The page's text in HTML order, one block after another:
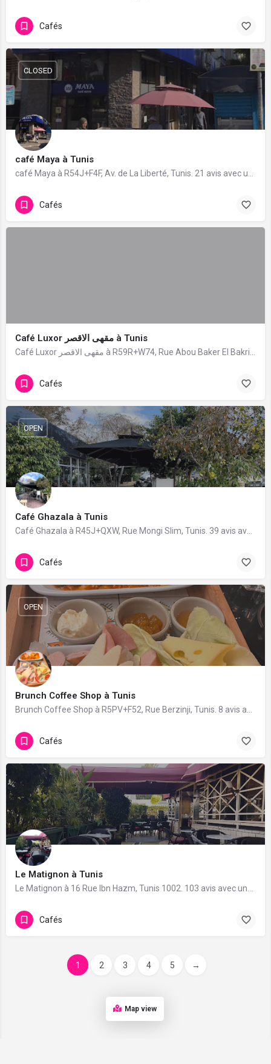
Cafés
café Maya à Tunis
CLOSED
Cafés
Café Luxor مقهى الاقصر à Tunis
Cafés
Café Ghazala à Tunis
OPEN
Cafés
Brunch Coffee Shop à Tunis
OPEN
Cafés
Le Matignon à Tunis
Cafés
1 2 3 4 5 →
Map view